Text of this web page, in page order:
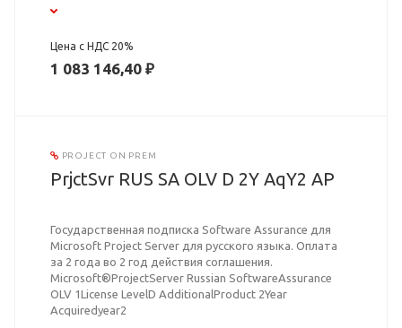
Цена с НДС 20%
1 083 146,40 ₽
PROJECT ON PREM
PrjctSvr RUS SA OLV D 2Y AqY2 AP
Государственная подписка Software Assurance для
Microsoft Project Server для русского языка. Оплата
за 2 года во 2 год действия соглашения.
Microsoft®ProjectServer Russian SoftwareAssurance
OLV 1License LevelD AdditionalProduct 2Year
Acquiredyear2